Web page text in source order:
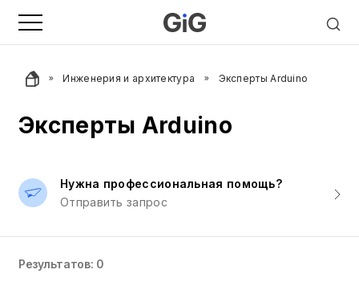
Инженерия и архитектура Эксперты Arduino
Эксперты Arduino
Нужна профессиональная помощь?
Отправить запрос
Результатов: 0